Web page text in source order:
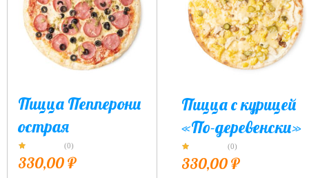
Пицца Пепперони
острая
(0)
330,00₽
Пицца с курицей
«По-деревенски»
(0)
330,00₽